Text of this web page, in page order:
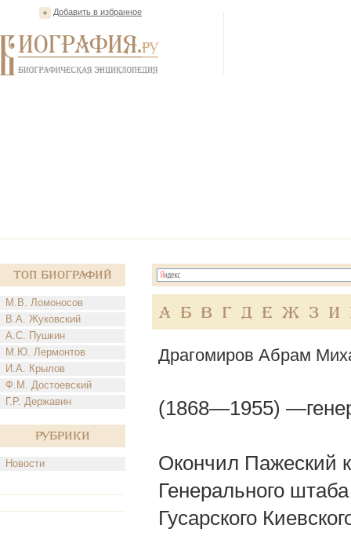
Добавить в избранное
Топ Биографий
М.В. Ломоносов
В.А. Жуковский
А.С. Пушкин
М.Ю. Лермонтов
И.А. Крылов
Ф.М. Достоевский
Г.Р. Державин
Рубрики
Новости
А Б В Г Д Е Ж З И
Драгомиров Абрам
(1868—1955)
Окончил Пажеский
Генерального
Гусарского